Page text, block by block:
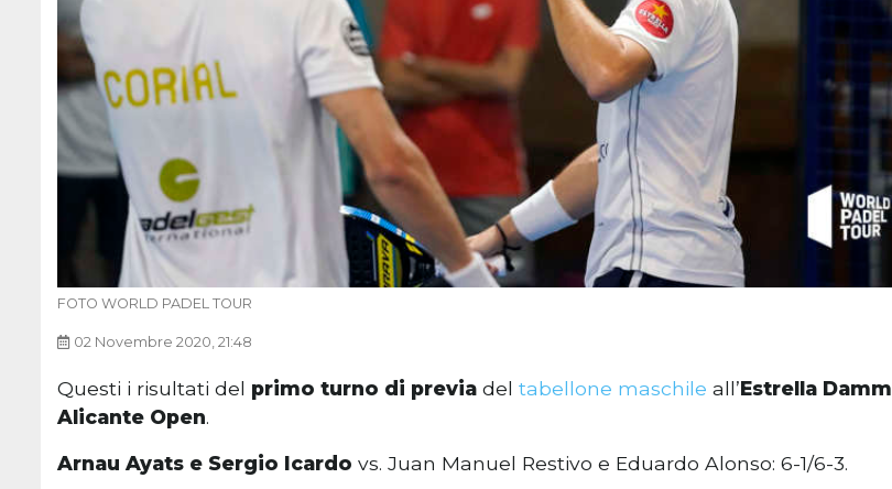
FOTO WORLD PADEL TOUR
02 Novembre 2020, 21:48
Questi i risultati del primo turno di previa del tabellone maschile all’Estrella Damm
Alicante Open.
Arnau Ayats e Sergio Icardo vs. Juan Manuel Restivo e Eduardo Alonso: 6-1/6-3.